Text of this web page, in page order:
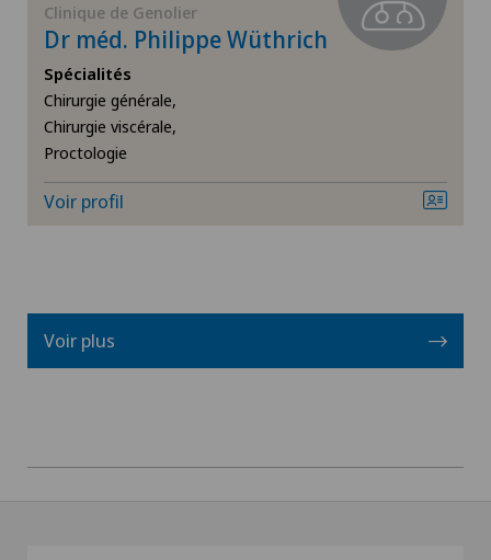
Densitométrie
Dermatologie & Vénéréologie
Diabétologie
Douleurs au talon
Echographie
Endocrinologie
Clinique de Genolier
Dr méd. Philippe Wüthrich
Spécialités
Chirurgie générale,
Chirurgie viscérale,
Proctologie
Voir profil
Voir plus